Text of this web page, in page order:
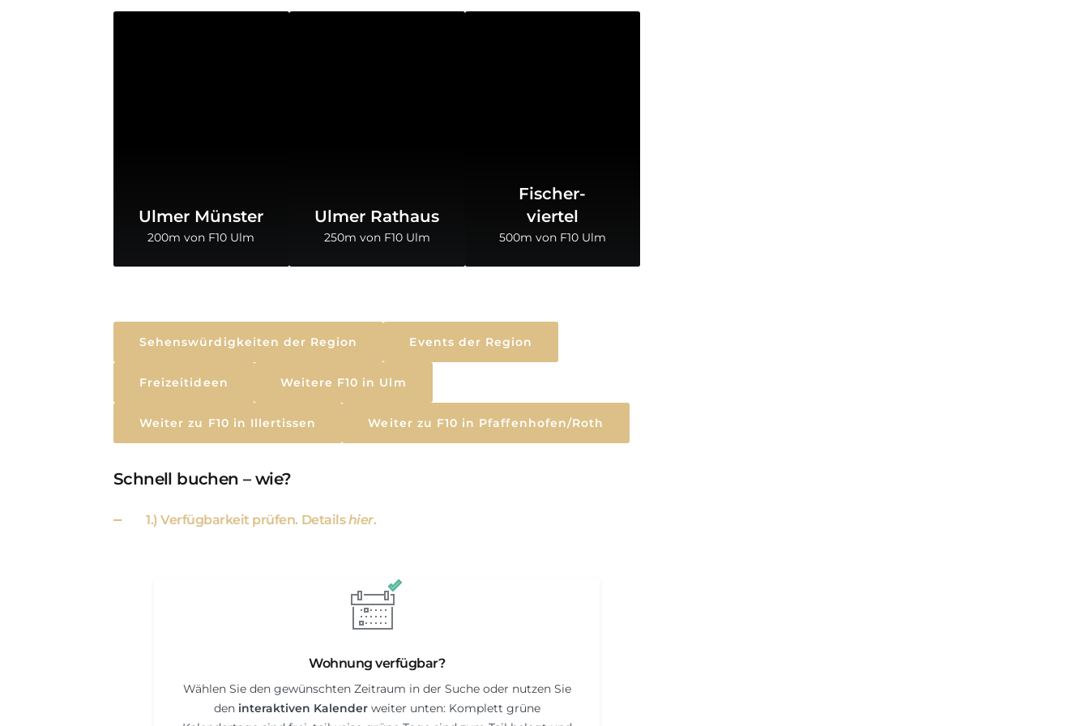
Ulmer Münster
200m von F10 Ulm
Ulmer Rathaus
250m von F10 Ulm
Fischer-
viertel
500m von F10 Ulm
Sehenswürdigkeiten der Region Events der Region
Freizeitideen Weitere F10 in Ulm
Weiter zu F10 in Illertissen Weiter zu F10 in Pfaffenhofen/Roth
Schnell buchen – wie?
1.) Verfügbarkeit prüfen. Detailshier.
Wohnung verfügbar?
Wählen Sie den gewünschten Zeitraum in der Suche oder nutzen Sie
den interaktiven Kalenderweiter unten: Komplett grüne